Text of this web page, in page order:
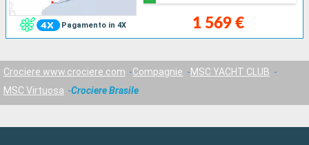
Pagamento in 4X 1 569 €
Crociere www.crociere.com Compagnie
MSC YACHT CLUB
MSC Virtuosa
Crociere Brasile